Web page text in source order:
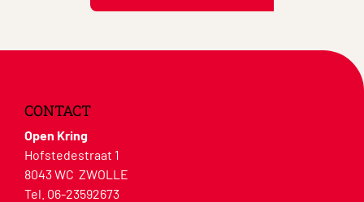
CONTACT
Open Kring
Hofstedestraat 1
8043 WC ZWOLLE
Tel. 06-23592673